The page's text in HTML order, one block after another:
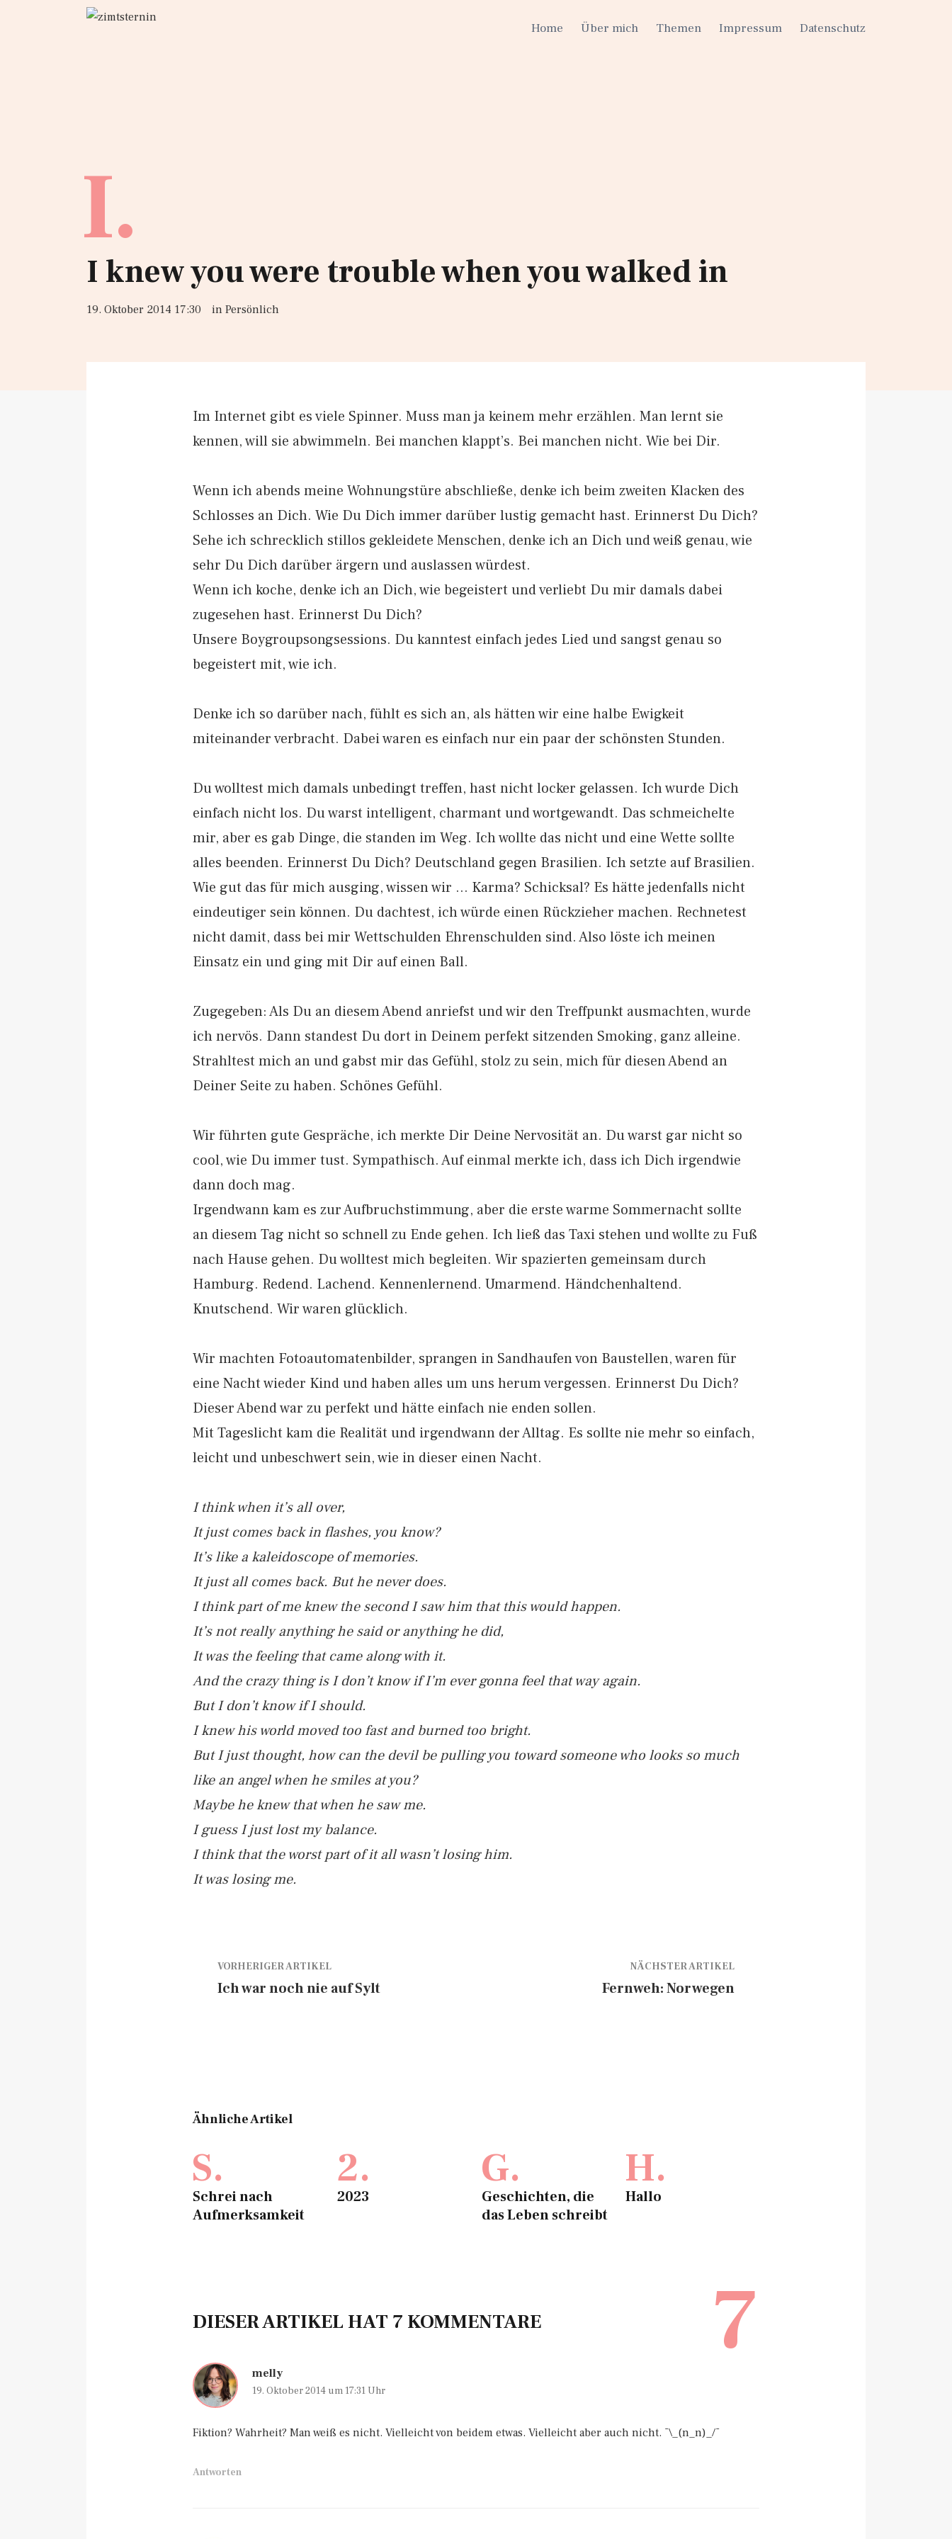
Home Über mich Themen Impressum Datenschutz
I.
I knew you were trouble when you walked in
19. Oktober 2014 17:30 in Persönlich
Im Internet gibt es viele Spinner. Muss man ja keinem mehr erzählen. Man lernt sie
kennen, will sie abwimmeln. Bei manchen klappt’s. Bei manchen nicht. Wie bei Dir.
Wenn ich abends meine Wohnungstüre abschließe, denke ich beim zweiten Klacken des
Schlosses an Dich. Wie Du Dich immer darüber lustig gemacht hast. Erinnerst Du Dich?
Sehe ich schrecklich stillos gekleidete Menschen, denke ich an Dich und weiß genau, wie
sehr Du Dich darüber ärgern und auslassen würdest.
Wenn ich koche, denke ich an Dich, wie begeistert und verliebt Du mir damals dabei
zugesehen hast. Erinnerst Du Dich?
Unsere Boygroupsongsessions. Du kanntest einfach jedes Lied und sangst genau so
begeistert mit, wie ich.
Denke ich so darüber nach, fühlt es sich an, als hätten wir eine halbe Ewigkeit
miteinander verbracht. Dabei waren es einfach nur ein paar der schönsten Stunden.
Du wolltest mich damals unbedingt treffen, hast nicht locker gelassen. Ich wurde Dich
einfach nicht los. Du warst intelligent, charmant und wortgewandt. Das schmeichelte
mir, aber es gab Dinge, die standen im Weg. Ich wollte das nicht und eine Wette sollte
alles beenden. Erinnerst Du Dich? Deutschland gegen Brasilien. Ich setzte auf Brasilien.
Wie gut das für mich ausging, wissen wir … Karma? Schicksal? Es hätte jedenfalls nicht
eindeutiger sein können. Du dachtest, ich würde einen Rückzieher machen. Rechnetest
nicht damit, dass bei mir Wettschulden Ehrenschulden sind. Also löste ich meinen
Einsatz ein und ging mit Dir auf einen Ball.
Zugegeben: Als Du an diesem Abend anriefst und wir den Treffpunkt ausmachten, wurde
ich nervös. Dann standest Du dort in Deinem perfekt sitzenden Smoking, ganz alleine.
Strahltest mich an und gabst mir das Gefühl, stolz zu sein, mich für diesen Abend an
Deiner Seite zu haben. Schönes Gefühl.
Wir führten gute Gespräche, ich merkte Dir Deine Nervosität an. Du warst gar nicht so
cool, wie Du immer tust. Sympathisch. Auf einmal merkte ich, dass ich Dich irgendwie
dann doch mag.
Irgendwann kam es zur Aufbruchstimmung, aber die erste warme Sommernacht sollte
an diesem Tag nicht so schnell zu Ende gehen. Ich ließ das Taxi stehen und wollte zu Fuß
nach Hause gehen. Du wolltest mich begleiten. Wir spazierten gemeinsam durch
Hamburg. Redend. Lachend. Kennenlernend. Umarmend. Händchenhaltend.
Knutschend. Wir waren glücklich.
Wir machten Fotoautomatenbilder, sprangen in Sandhaufen von Baustellen, waren für
eine Nacht wieder Kind und haben alles um uns herum vergessen. Erinnerst Du Dich?
Dieser Abend war zu perfekt und hätte einfach nie enden sollen.
Mit Tageslicht kam die Realität und irgendwann der Alltag. Es sollte nie mehr so einfach,
leicht und unbeschwert sein, wie in dieser einen Nacht.
I think when it’s all over,
It just comes back in flashes, you know?
It’s like a kaleidoscope of memories.
It just all comes back. But he never does.
I think part of me knew the second I saw him that this would happen.
It’s not really anything he said or anything he did,
It was the feeling that came along with it.
And the crazy thing is I don’t know if I’m ever gonna feel that way again.
But I don’t know if I should.
I knew his world moved too fast and burned too bright.
But I just thought, how can the devil be pulling you toward someone who looks so much
like an angel when he smiles at you?
Maybe he knew that when he saw me.
I guess I just lost my balance.
I think that the worst part of it all wasn’t losing him.
It was losing me.
VORHERIGER ARTIKEL
Ich war noch nie auf Sylt
NÄCHSTER ARTIKEL
Fernweh: Norwegen
Ähnliche Artikel
S.
Schrei nach
Aufmerksamkeit
2.
2023
G.
Geschichten, die
das Leben schreibt
H.
Hallo
DIESER ARTIKEL HAT 7 KOMMENTARE 7
melly
19. Oktober 2014 um 17:31 Uhr
Fiktion? Wahrheit? Man weiß es nicht. Vielleicht von beidem etwas. Vielleicht aber auch nicht. ¯\_(n_n)_/¯
Antworten